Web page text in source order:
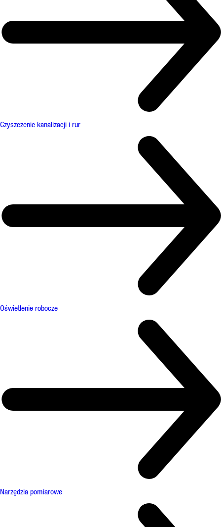
Czyszczenie kanalizacji i rur
Oświetlenie robocze
Narzędzia pomiarowe